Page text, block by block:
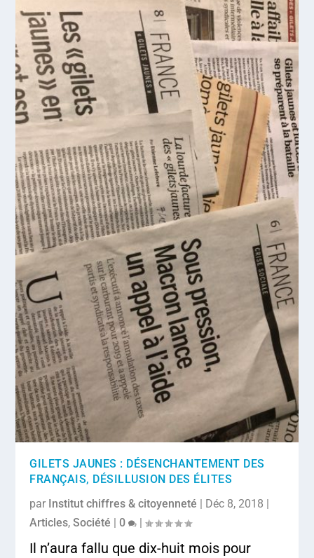
GILETS JAUNES : DÉSENCHANTEMENT DES
FRANÇAIS, DÉSILLUSION DES ÉLITES
par Institut chiffres & citoyenneté | Déc 8, 2018 |
Articles,Société |0 |
Il n’aura fallu que dix-huit mois pour